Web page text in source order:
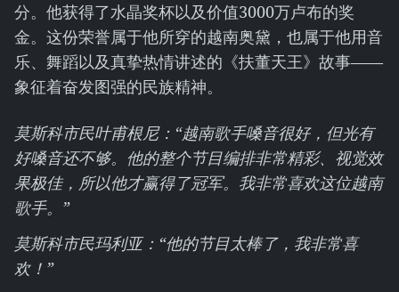
分。他获得了水晶奖杯以及价值3000万卢布的奖
金。这份荣誉属于他所穿的越南奥黛，也属于他用音
乐、舞蹈以及真挚热情讲述的《扶董天王》故事——
象征着奋发图强的民族精神。
莫斯科市民叶甫根尼：“越南歌手嗓音很好，但光有
好嗓音还不够。他的整个节目编排非常精彩、视觉效
果极佳，所以他才赢得了冠军。我非常喜欢这位越南
歌手。”
莫斯科市民玛利亚：“他的节目太棒了，我非常喜
欢！”